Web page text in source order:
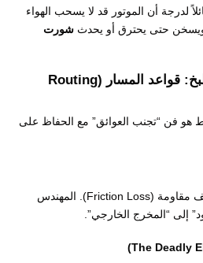
لدرجة أن الموتور قد لا يسحب الهواء
حتى يحترق أو يحدث شورت
تأسيس دكت شفاط المطبخ: قواعد المسار (Routing
فن “تجنب العوائق” مع الحفاظ على
كل متر إضافي من الدكت يضيف مقاومة (Friction Loss). المهندس
إلى “المخرج الخارجي”.